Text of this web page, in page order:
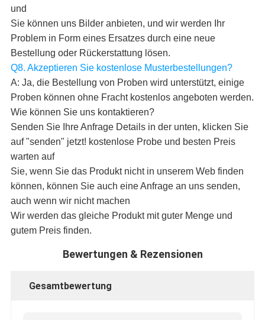
und
Sie können uns Bilder anbieten, und wir werden Ihr
Problem in Form eines Ersatzes durch eine neue
Bestellung oder Rückerstattung lösen.
Q8. Akzeptieren Sie kostenlose Musterbestellungen?
A: Ja, die Bestellung von Proben wird unterstützt, einige
Proben können ohne Fracht kostenlos angeboten werden.
Wie können Sie uns kontaktieren?
Senden Sie Ihre Anfrage Details in der unten, klicken Sie
auf "senden" jetzt! kostenlose Probe und besten Preis
warten auf
Sie, wenn Sie das Produkt nicht in unserem Web finden
können, können Sie auch eine Anfrage an uns senden,
auch wenn wir nicht machen
Wir werden das gleiche Produkt mit guter Menge und
gutem Preis finden.
Bewertungen & Rezensionen
Gesamtbewertung